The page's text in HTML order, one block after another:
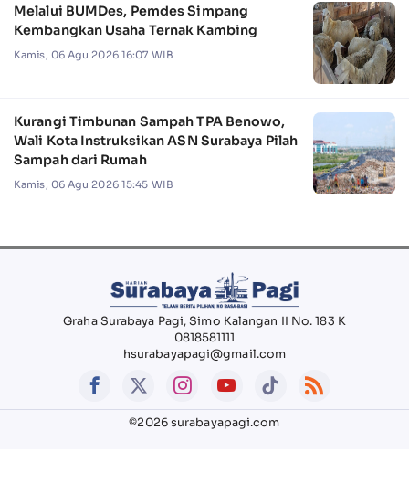
Melalui BUMDes, Pemdes Simpang
Kembangkan Usaha Ternak Kambing
Kamis, 06 Agu 2026 16:07 WIB
Kurangi Timbunan Sampah TPA Benowo,
Wali Kota Instruksikan ASN Surabaya Pilah
Sampah dari Rumah
Kamis, 06 Agu 2026 15:45 WIB
Graha Surabaya Pagi, Simo Kalangan II No. 183 K
0818581111
hsurabayapagi@gmail.com
©2026 surabayapagi.com